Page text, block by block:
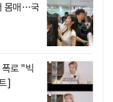
몸매…국
로 "빅
]